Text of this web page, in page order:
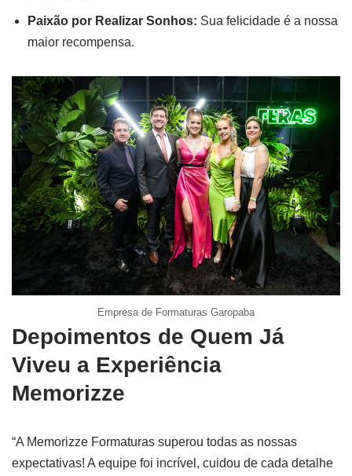
Paixão por Realizar Sonhos: Sua felicidade é a nossa
maior recompensa.
Empresa de Formaturas Garopaba
Depoimentos de Quem Já
Viveu a Experiência
Memorizze
“A Memorizze Formaturas superou todas as nossas
expectativas! A equipe foi incrível, cuidou de cada detalhe